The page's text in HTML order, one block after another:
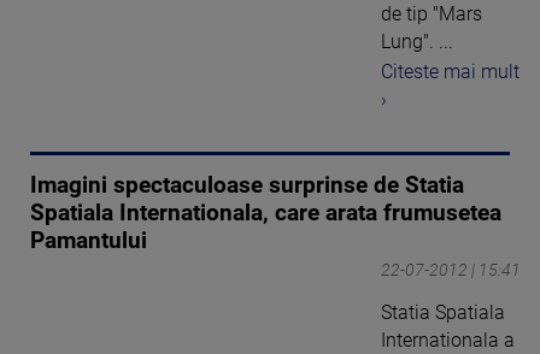
de tip "Mars
Lung". ...
Citeste mai mult
›
Imagini spectaculoase surprinse de Statia
Spatiala Internationala, care arata frumusetea
Pamantului
22-07-2012 | 15:41
Statia Spatiala
Internationala a